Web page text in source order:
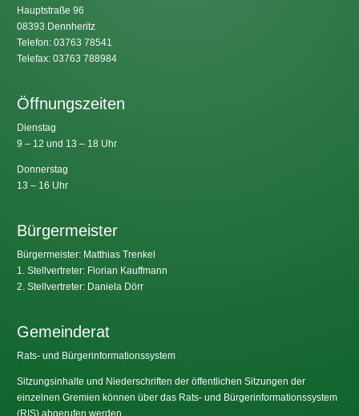
Hauptstraße 96
08393 Dennheritz
Telefon: 03763 78541
Telefax: 03763 788984
Öffnungszeiten
Dienstag
9 – 12 und 13 – 18 Uhr
Donnerstag
13 – 16 Uhr
Bürgermeister
Bürgermeister: Matthias Trenkel
1. Stellvertreter: Florian Kauffmann
2. Stellvertreter: Daniela Dörr
Gemeinderat
Rats- und Bürgerinformationssystem
Sitzungsinhalte und Niederschriften der öffentlichen Sitzungen der
einzelnen Gremien können über das Rats- und Bürgerinformationssystem
(RIS) abgerufen werden.